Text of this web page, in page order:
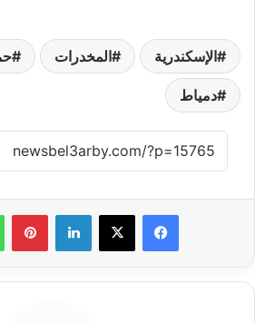
الإسكندرية المخدرات
دمياط
لينكدإن